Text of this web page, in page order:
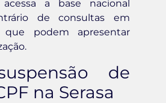
a base nacional
de consultas em
que podem apresentar
de
na Serasa